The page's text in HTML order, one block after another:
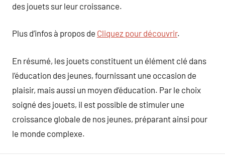
des jouets sur leur croissance.
Plus d’infos à propos de Cliquez pour découvrir.
En résumé, les jouets constituent un élément clé dans
l’éducation des jeunes, fournissant une occasion de
plaisir, mais aussi un moyen d’éducation. Par le choix
soigné des jouets, il est possible de stimuler une
croissance globale de nos jeunes, préparant ainsi pour
le monde complexe.